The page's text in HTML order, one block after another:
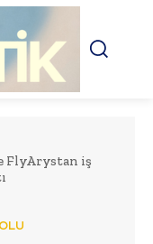
FlyArystan iş